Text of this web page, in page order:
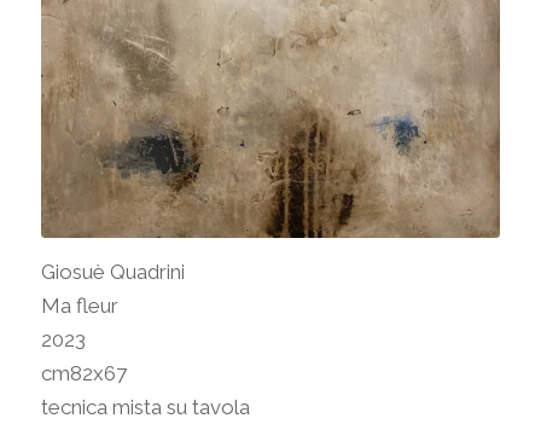
Giosuè Quadrini
Ma fleur
2023
cm82x67
tecnica mista su tavola